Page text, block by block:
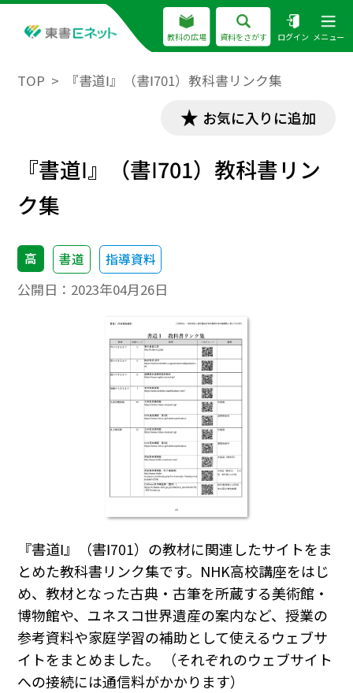
教科の広場 資料をさがす ログイン メニュー
TOP 『書道Ⅰ』（書Ⅰ701）教科書リンク集
お気に入りに追加
『書道Ⅰ』（書Ⅰ701）教科書リン
ク集
高 書道 指導資料
公開日： 2023年04月26日
『書道Ⅰ』（書Ⅰ701）の教材に関連したサイトをま
とめた教科書リンク集です。NHK高校講座をはじ
め、教材となった古典・古筆を所蔵する美術館・
博物館や、ユネスコ世界遺産の案内など、授業の
参考資料や家庭学習の補助として使えるウェブサ
イトをまとめました。 （それぞれのウェブサイト
への接続には通信料がかかります）